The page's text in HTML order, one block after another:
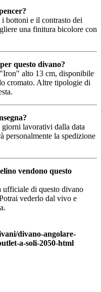
bottoni e il contrasto dei
una finitura bicolore con
questo divano?
alto 13 cm, disponibile
cromato. Altre tipologie di
lavorativi dalla data
personalmente la spedizione
vendono questo
di questo divano
vederlo dal vivo e